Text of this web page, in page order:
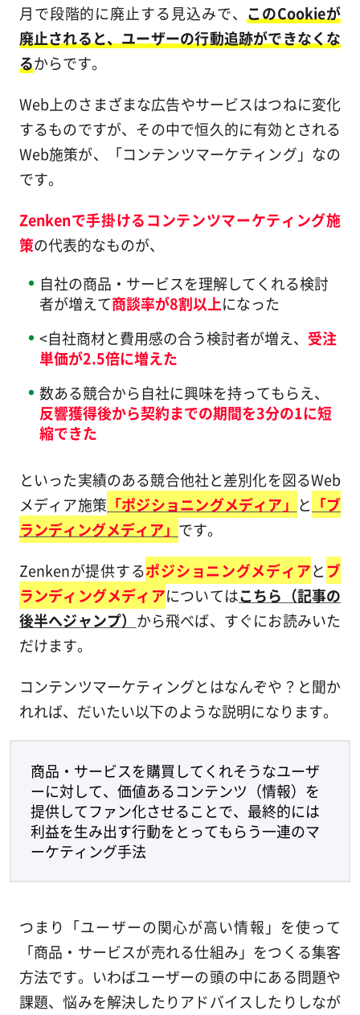
月で段階的に廃止する見込みで、このCookieが
廃止されると、ユーザーの行動追跡ができなくな
るからです。
Web上のさまざまな広告やサービスはつねに変化
するものですが、その中で恒久的に有効とされる
Web施策が、「コンテンツマーケティング」なの
です。
Zenkenで手掛けるコンテンツマーケティング施
策の代表的なものが、
自社の商品・サービスを理解してくれる検討
者が増えて商談率が8割以上になった
<自社商材と費用感の合う検討者が増え、 受注
単価が2.5倍に増えた
数ある競合から自社に興味を持ってもらえ、
反響獲得後から契約までの期間を3分の1に短
縮できた
といった実績のある競合他社と差別化を図るWeb
メディア施策 「ポジショニングメディア」 と 「ブ
ランディングメディア」 です。
Zenkenが提供するポジショニングメディアとブ
ランディングメディアについてはこちら（記事の
後半へジャンプ） から飛べば、すぐにお読みいた
だけます。
コンテンツマーケティングとはなんぞや？と聞か
れれば、だいたい以下のような説明になります。
商品・サービスを購買してくれそうなユーザ
ーに対して、価値あるコンテンツ（情報）を
提供してファン化させることで、最終的には
利益を生み出す行動をとってもらう一連のマ
ーケティング手法
つまり「ユーザーの関心が高い情報」を使って
「商品・サービスが売れる仕組み」をつくる集客
方法です。いわばユーザーの頭の中にある問題や
課題、悩みを解決したりアドバイスしたりしなが